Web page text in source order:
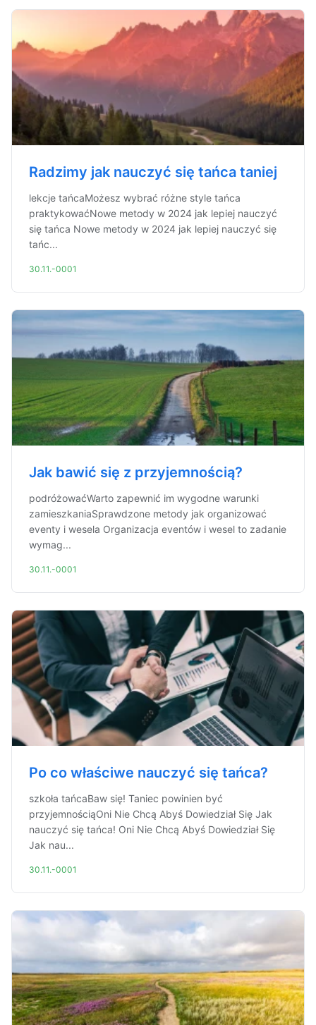
Radzimy jak nauczyć się tańca taniej
lekcje tańcaMożesz wybrać różne style tańca
praktykowaćNowe metody w 2024 jak lepiej nauczyć
się tańca Nowe metody w 2024 jak lepiej nauczyć się
tańc...
30.11.-0001
Jak bawić się z przyjemnością?
podróżowaćWarto zapewnić im wygodne warunki
zamieszkaniaSprawdzone metody jak organizować
eventy i wesela Organizacja eventów i wesel to zadanie
wymag...
30.11.-0001
Po co właściwe nauczyć się tańca?
szkoła tańcaBaw się! Taniec powinien być
przyjemnościąOni Nie Chcą Abyś Dowiedział Się Jak
nauczyć się tańca! Oni Nie Chcą Abyś Dowiedział Się
Jak nau...
30.11.-0001